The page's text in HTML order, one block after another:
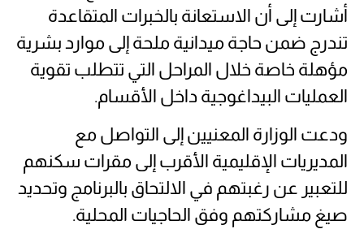
أشارت إلى أن الاستعانة بالخبرات المتقاعدة
تندرج ضمن حاجة ميدانية ملحة إلى موارد بشرية
مؤهلة خاصة خلال المراحل التي تتطلب تقوية
العمليات البيداغوجية داخل الأقسام.
ودعت الوزارة المعنيين إلى التواصل مع
المديريات الإقليمية الأقرب إلى مقرات سكنهم
للتعبير عن رغبتهم في الالتحاق بالبرنامج وتحديد
صيغ مشاركتهم وفق الحاجيات المحلية.